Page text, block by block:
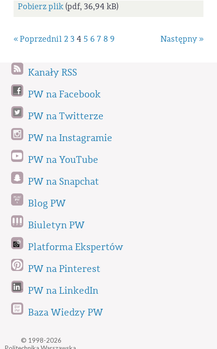
Pobierz plik(pdf, 36,94 kB)
« Poprzedni Następny »
1 2 3 4 5 6 7 8 9
Kanały RSS
PW na Facebook
PW na Twitterze
PW na Instagramie
PW na YouTube
PW na Snapchat
Blog PW
Biuletyn PW
Platforma Ekspertów
PW na Pinterest
PW na LinkedIn
Baza Wiedzy PW
© 1998-2026